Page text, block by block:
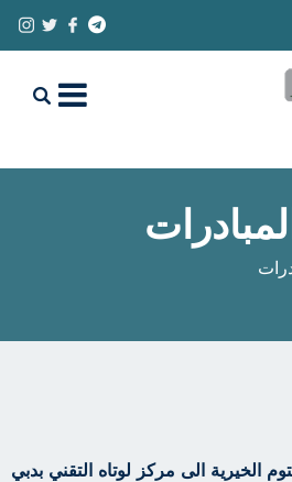
الخيرية الى مركز لوتاه التقني بدبي